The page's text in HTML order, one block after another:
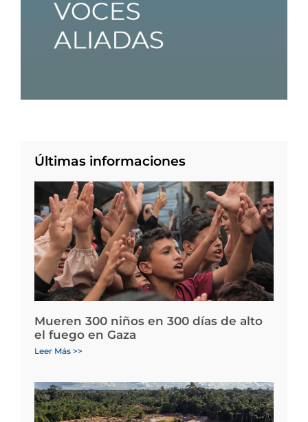
Últimas informaciones
Mueren 300 niños en 300 días de alto
el fuego en Gaza
Leer Más >>